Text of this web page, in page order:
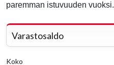
paremman istuvuuden vuoksi.
Varastosaldo
Koko